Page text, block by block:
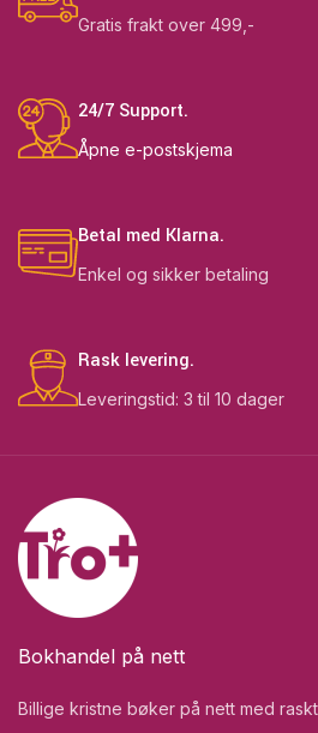
Gratis frakt over 499,-
24/7 Support.
Åpne e-postskjema
Betal med Klarna.
Enkel og sikker betaling
Rask levering.
Leveringstid: 3 til 10 dager
Bokhandel på nett
Billige kristne bøker på nett med